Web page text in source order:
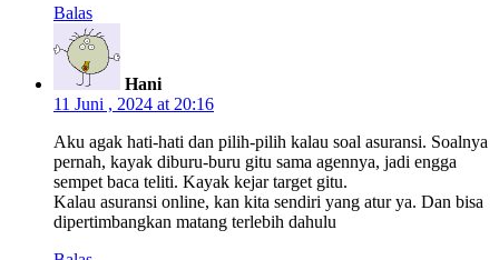
Balas
Hani
11 Juni , 2024 at 20:16
Aku agak hati-hati dan pilih-pilih kalau soal asuransi. Soalnya
pernah, kayak diburu-buru gitu sama agennya, jadi engga
sempet baca teliti. Kayak kejar target gitu.
Kalau asuransi online, kan kita sendiri yang atur ya. Dan bisa
dipertimbangkan matang terlebih dahulu